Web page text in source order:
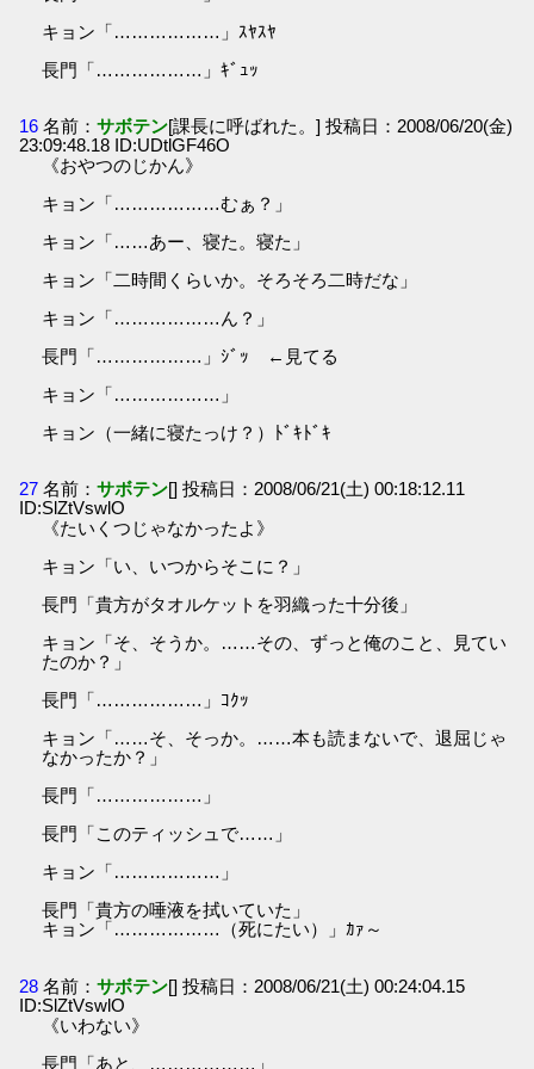
キョン「………………」ｽﾔｽﾔ
長門「………………」ｷﾞｭｯ
16 名前：サボテン[課長に呼ばれた。] 投稿日：2008/06/20(金)
23:09:48.18 ID:UDtlGF46O
《おやつのじかん》
キョン「………………むぁ？」
キョン「……あー、寝た。寝た」
キョン「二時間くらいか。そろそろ二時だな」
キョン「………………ん？」
長門「………………」ｼﾞｯ ←見てる
キョン「………………」
キョン（一緒に寝たっけ？）ﾄﾞｷﾄﾞｷ
27 名前：サボテン[] 投稿日：2008/06/21(土) 00:18:12.11
ID:SlZtVswlO
《たいくつじゃなかったよ》
キョン「い、いつからそこに？」
長門「貴方がタオルケットを羽織った十分後」
キョン「そ、そうか。……その、ずっと俺のこと、見てい
たのか？」
長門「………………」ｺｸｯ
キョン「……そ、そっか。……本も読まないで、退屈じゃ
なかったか？」
長門「………………」
長門「このティッシュで……」
キョン「………………」
長門「貴方の唾液を拭いていた」
キョン「………………（死にたい）」ｶｧ～
28 名前：サボテン[] 投稿日：2008/06/21(土) 00:24:04.15
ID:SlZtVswlO
《いわない》
長門「あと、………………」